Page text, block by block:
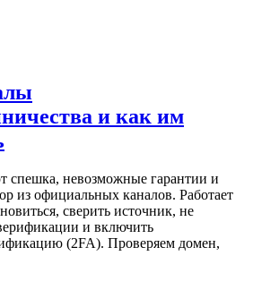
и как им
спешка, невозможные гарантии и
из официальных каналов. Работает
сверить источник, не
и включить
(2FA). Проверяем домен,